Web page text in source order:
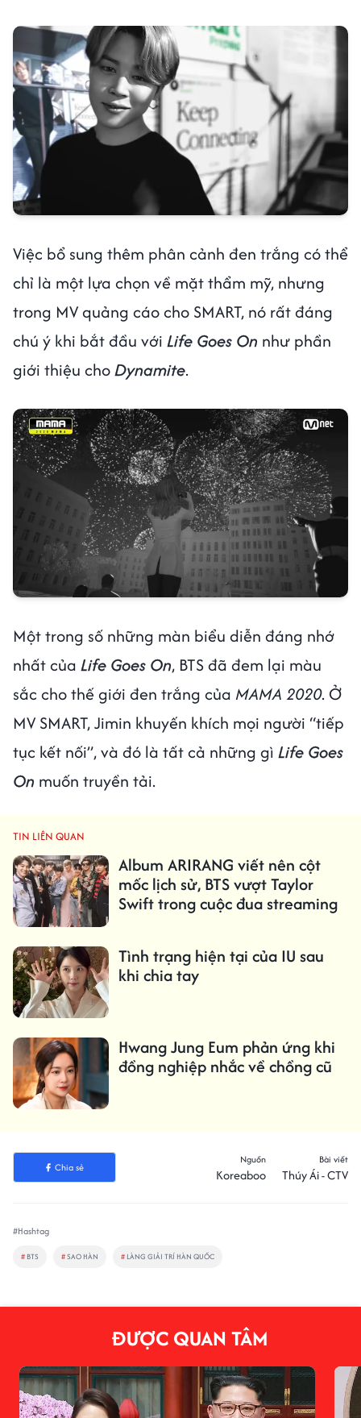
Việc bổ sung thêm phân cảnh đen trắng có thể
chỉ là một lựa chọn về mặt thẩm mỹ, nhưng
trong MV quảng cáo cho SMART, nó rất đáng
chú ý khi bắt đầu với Life Goes On như phần
giới thiệu choDynamite.
Một trong số những màn biểu diễn đáng nhớ
nhất của Life Goes On, BTS đã đem lại màu
sắc cho thế giới đen trắng của MAMA 2020. Ở
MV SMART, Jimin khuyến khích mọi người “tiếp
tục kết nối”, và đó là tất cả những gì Life Goes
On muốn truyền tải.
TIN LIÊN QUAN
Album ARIRANG viết nên cột
mốc lịch sử, BTS vượt Taylor
Swift trong cuộc đua streaming
Tình trạng hiện tại của IU sau
khi chia tay
Hwang Jung Eum phản ứng khi
đồng nghiệp nhắc về chồng cũ
Chia sẻ
Nguồn
Koreaboo
Bài viết
Thúy Ái - CTV
#Hashtag
# BTS #SAO HÀN # LÀNG GIẢI TRÍ HÀN QUỐC
ĐƯỢC QUAN TÂM